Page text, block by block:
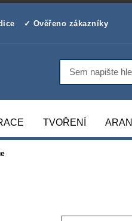
✓ Ověřeno zákazníky
TVOŘENÍ